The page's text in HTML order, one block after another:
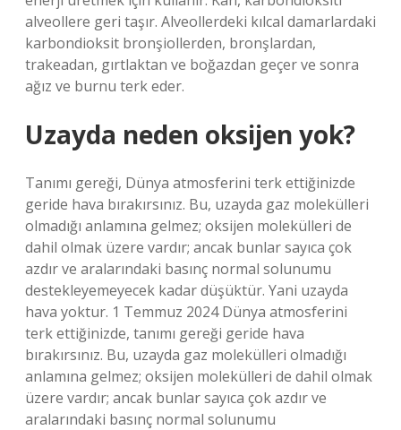
alveollere geri taşır. Alveollerdeki kılcal damarlardaki
karbondioksit bronşiollerden, bronşlardan,
trakeadan, gırtlaktan ve boğazdan geçer ve sonra
ağız ve burnu terk eder.
Uzayda neden oksijen yok?
Tanımı gereği, Dünya atmosferini terk ettiğinizde
geride hava bırakırsınız. Bu, uzayda gaz molekülleri
olmadığı anlamına gelmez; oksijen molekülleri de
dahil olmak üzere vardır; ancak bunlar sayıca çok
azdır ve aralarındaki basınç normal solunumu
destekleyemeyecek kadar düşüktür. Yani uzayda
hava yoktur. 1 Temmuz 2024 Dünya atmosferini
terk ettiğinizde, tanımı gereği geride hava
bırakırsınız. Bu, uzayda gaz molekülleri olmadığı
anlamına gelmez; oksijen molekülleri de dahil olmak
üzere vardır; ancak bunlar sayıca çok azdır ve
aralarındaki basınç normal solunumu